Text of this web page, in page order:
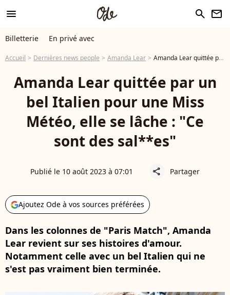
menu search newsletter
Billetterie En privé avec
Accueil Dernières news people Amanda Lear Amanda Lear quittée par un bel Italien pour une Miss Météo, elle se lâche : "Ce sont des sal**es"
Amanda Lear quittée par un
bel Italien pour une Miss
Météo, elle se lâche : "Ce
sont des sal**es"
Publié le 10 août 2023 à 07:01 share Partager
Ajoutez Ode à vos sources préférées
Dans les colonnes de "Paris Match", Amanda
Lear revient sur ses histoires d'amour.
Notamment celle avec un bel Italien qui ne
s'est pas vraiment bien terminée.